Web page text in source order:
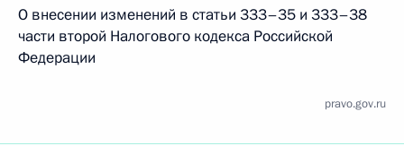
О внесении изменений в статьи 333–35 и 333–38
части второй Налогового кодекса Российской
Федерации
pravo.gov.ru